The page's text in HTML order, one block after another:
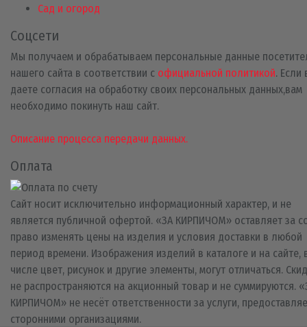
Сад и огород
Соцсети
Мы получаем и обрабатываем персональные данные
нашего сайта в соответствии с официальной политикой. Если
даете согласия на обработку своих персональных данных,вам
необходимо покинуть наш сайт.
Описание процесса передачи данных.
Оплата
Сайт носит исключительно информационный характер, и не
является публичной офертой. «ЗА КИРПИЧОМ» оставляет за
право изменять цены на изделия и условия доставки в любой
период времени. Изображения изделий в каталоге и на сайте,
числе цвет, рисунок и другие элементы, могут отличаться.
не распространяются на акционный товар и не суммируются.
КИРПИЧОМ» не несёт ответственности за услуги,
сторонними организациями.